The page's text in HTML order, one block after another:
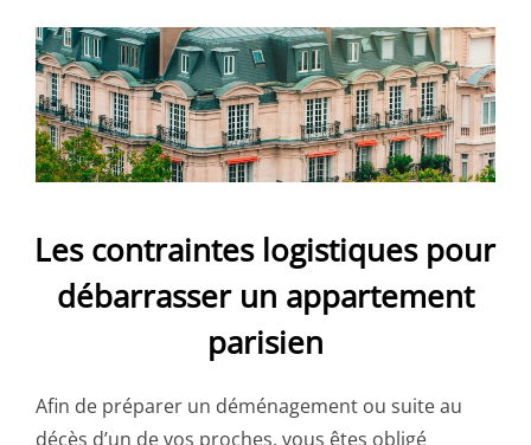
Les contraintes logistiques pour
débarrasser un appartement
parisien
Afin de préparer un déménagement ou suite au
décès d’un de vos proches, vous êtes obligé